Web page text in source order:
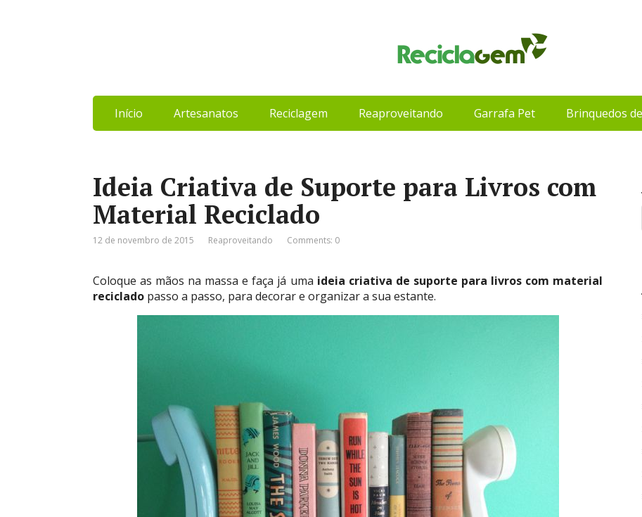
Início Artesanatos Reciclagem Reaproveitando Garrafa Pet Brinquedos
Ideia Criativa de Suporte para Livros com
Material Reciclado
12 de novembro de 2015 Reaproveitando Comments: 0
Coloque as mãos na massa e faça já uma ideia criativa de suporte para livros com material
reciclado passo a passo, para decorar e organizar a sua estante.